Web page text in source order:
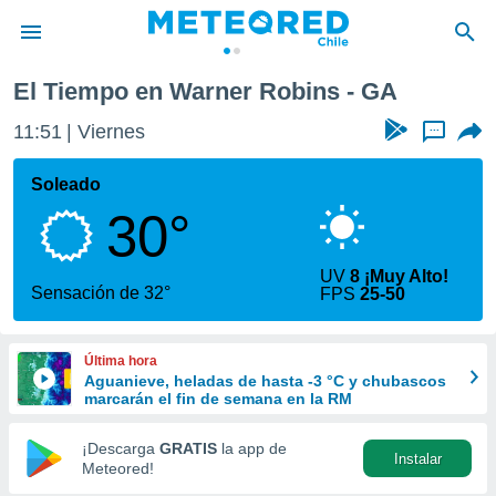
de
por
que se
calidad.
a este
las
y
forma
digital
basada
El Tiempo en Warner Robins - GA
11:51 Viernes ...
Soleado
30°
Sensación de 32°
UV8 ¡Muy Alto!
FPS25-50
Última hora
Aguanieve, heladas de hasta -3 °C y chubascos
marcarán el fin de semana en la RM
¡Descarga GRATIS la app de
Meteored!
Instalar